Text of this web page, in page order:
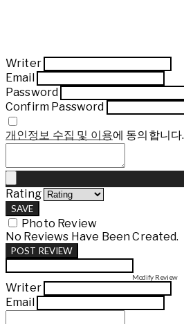
Writer
Email
Password
Confirm Password
개인정보 수집 및 이용에 동의합니다.
Rating
SAVE
Photo Review
No Reviews Have Been Created.
POST REVIEW
Modify Review
Writer
Email